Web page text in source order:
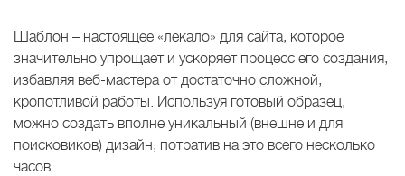
Шаблон – настоящее «лекало» для сайта, которое
значительно упрощает и ускоряет процесс его создания,
избавляя веб-мастера от достаточно сложной,
кропотливой работы. Используя готовый образец,
можно создать вполне уникальный (внешне и для
поисковиков) дизайн, потратив на это всего несколько
часов.